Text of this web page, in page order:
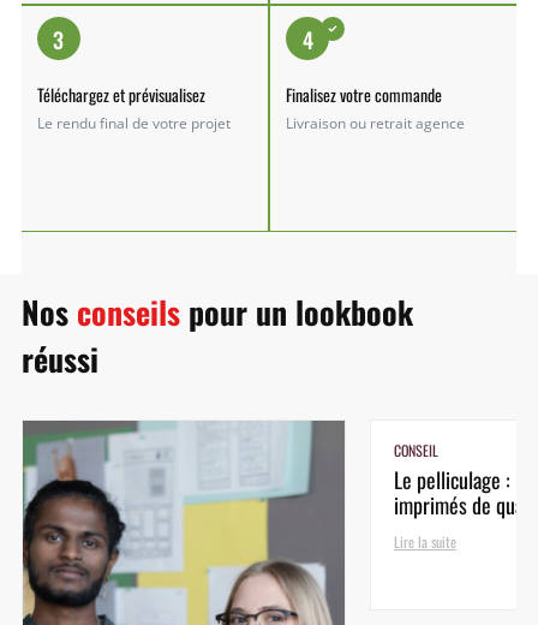
3
Téléchargez et prévisualisez
Le rendu final de votre projet
4
Finalisez votre commande
Livraison ou retrait agence
Nosconseilspour un lookbook
réussi
CONSEIL
Le pelliculage : la
imprimés de
Lire la suite